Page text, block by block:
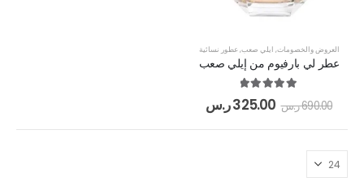
العروض والخصومات, ايلي صعب,عطور نسائية
عطر لي بارفيوم من إيلي صعب
690.00ر.س 325.00ر.س